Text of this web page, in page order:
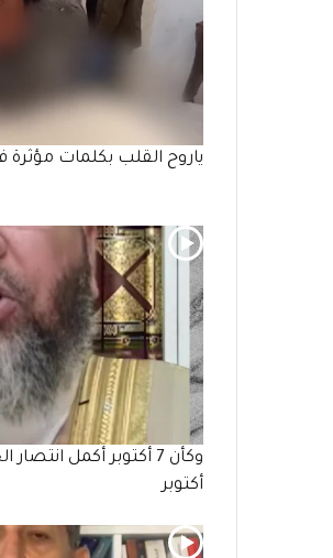
ياروح القلب بكلمات
أكتوبر